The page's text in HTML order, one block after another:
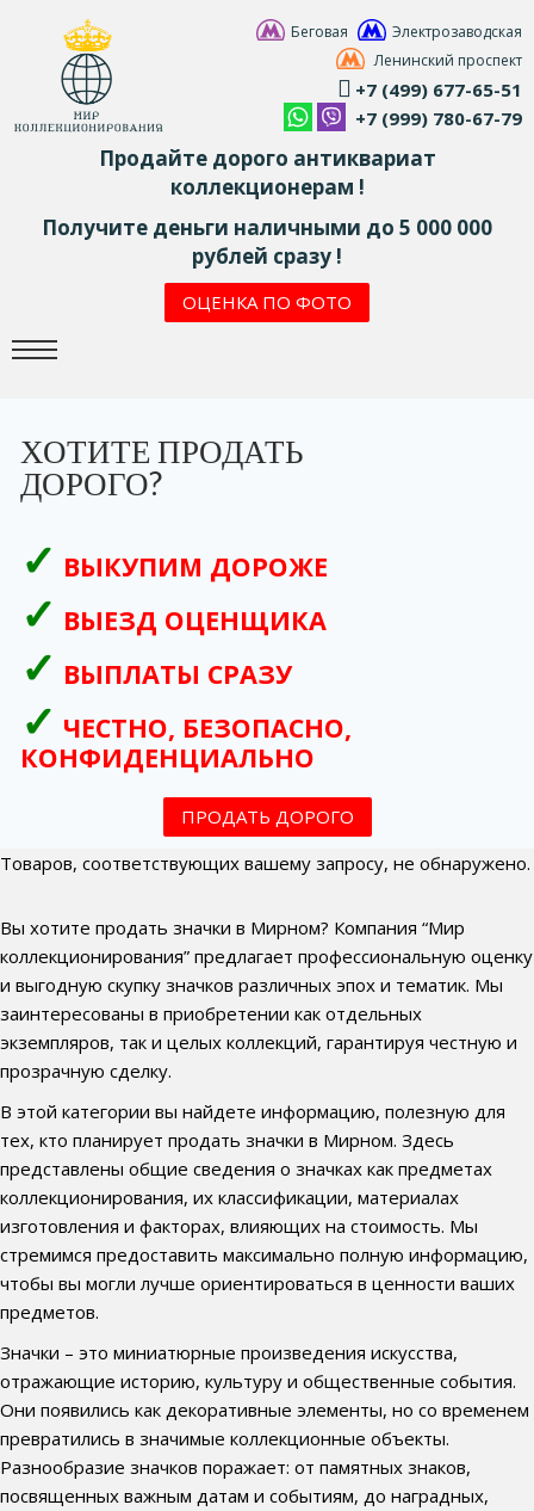
Беговая
Электрозаводская
Ленинский проспект
+7 (499) 677-65-51
+7 (999) 780-67-79
Продайте дорого антиквариат
коллекционерам !
Получите деньги наличными до 5 000 000
рублей сразу !
ОЦЕНКА ПО ФОТО
ХОТИТЕ ПРОДАТЬ
ДОРОГО?
ВЫКУПИМ ДОРОЖЕ
ВЫЕЗД ОЦЕНЩИКА
ВЫПЛАТЫ СРАЗУ
ЧЕСТНО, БЕЗОПАСНО,
КОНФИДЕНЦИАЛЬНО
ПРОДАТЬ ДОРОГО
Товаров, соответствующих вашему запросу, не обнаружено.
Вы хотите продать значки в Мирном? Компания “Мир
коллекционирования” предлагает профессиональную оценку
и выгодную скупку значков различных эпох и тематик. Мы
заинтересованы в приобретении как отдельных
экземпляров, так и целых коллекций, гарантируя честную и
прозрачную сделку.
В этой категории вы найдете информацию, полезную для
тех, кто планирует продать значки в Мирном. Здесь
представлены общие сведения о значках как предметах
коллекционирования, их классификации, материалах
изготовления и факторах, влияющих на стоимость. Мы
стремимся предоставить максимально полную информацию,
чтобы вы могли лучше ориентироваться в ценности ваших
предметов.
Значки – это миниатюрные произведения искусства,
отражающие историю, культуру и общественные события.
Они появились как декоративные элементы, но со временем
превратились в значимые коллекционные объекты.
Разнообразие значков поражает: от памятных знаков,
посвященных важным датам и событиям, до наградных,